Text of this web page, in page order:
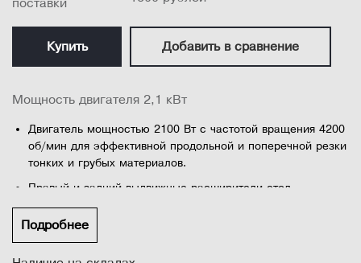
поставки
Купить Добавить в сравнение
Мощность двигателя 2,1 кВт
Двигатель мощностью 2100 Вт с частотой вращения 4200
об/мин для эффективной продольной и поперечной резки
тонких и грубых материалов.
Правый и задний выдвижные расширители стол
обеспечивает большее рабочее пространство для
поддержки материала
Большой рабочий стол из литого алюминия обеспечивает
Подробнее